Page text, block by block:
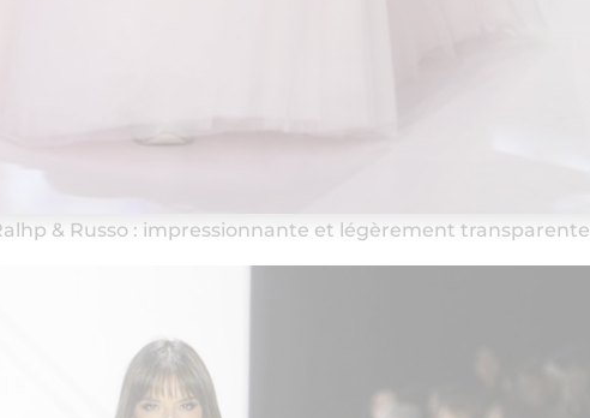
& Russo : impressionnante et légèrement transparente